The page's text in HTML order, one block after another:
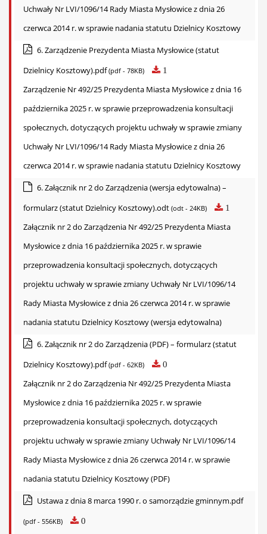
Uchwały Nr LVI/1096/14 Rady Miasta Mysłowice z dnia 26
czerwca 2014 r. w sprawie nadania statutu Dzielnicy Kosztowy
6. Zarządzenie Prezydenta Miasta Mysłowice (statut
Dzielnicy Kosztowy).pdf(pdf - 78KB) 1
Zarządzenie Nr 492/25 Prezydenta Miasta Mysłowice z dnia 16
października 2025 r. w sprawie przeprowadzenia konsultacji
społecznych, dotyczących projektu uchwały w sprawie zmiany
Uchwały Nr LVI/1096/14 Rady Miasta Mysłowice z dnia 26
czerwca 2014 r. w sprawie nadania statutu Dzielnicy Kosztowy
6. Załącznik nr 2 do Zarządzenia (wersja edytowalna) –
formularz (statut Dzielnicy Kosztowy).odt (odt - 24KB) 1
Załącznik nr 2 do Zarządzenia Nr 492/25 Prezydenta Miasta
Mysłowice z dnia 16 października 2025 r. w sprawie
przeprowadzenia konsultacji społecznych, dotyczących
projektu uchwały w sprawie zmiany Uchwały Nr LVI/1096/14
Rady Miasta Mysłowice z dnia 26 czerwca 2014 r. w sprawie
nadania statutu Dzielnicy Kosztowy (wersja edytowalna)
6. Załącznik nr 2 do Zarządzenia (PDF) – formularz (statut
Dzielnicy Kosztowy).pdf(pdf - 62KB) 0
Załącznik nr 2 do Zarządzenia Nr 492/25 Prezydenta Miasta
Mysłowice z dnia 16 października 2025 r. w sprawie
przeprowadzenia konsultacji społecznych, dotyczących
projektu uchwały w sprawie zmiany Uchwały Nr LVI/1096/14
Rady Miasta Mysłowice z dnia 26 czerwca 2014 r. w sprawie
nadania statutu Dzielnicy Kosztowy (PDF)
Ustawa z dnia 8 marca 1990 r. o samorządzie gminnym.pdf
(pdf - 556KB) 0